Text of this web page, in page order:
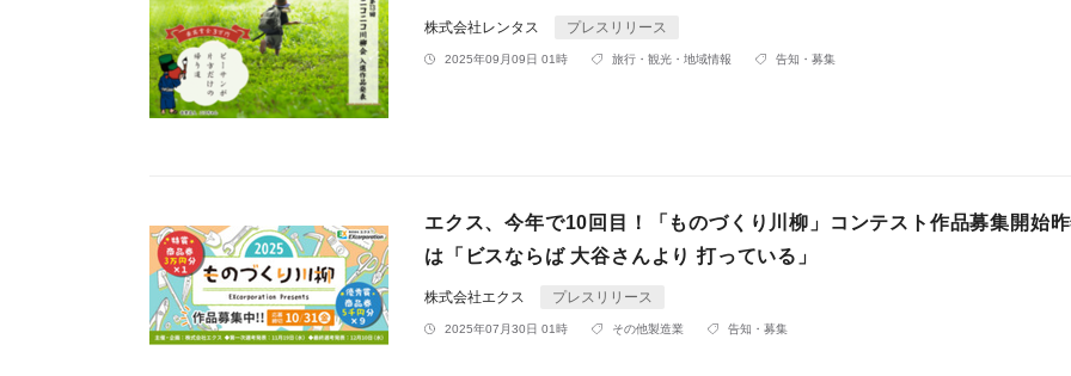
株式会社レンタス プレスリリース
2025年09月09日 01時 旅行・観光・地域情報 告知・募集
エクス、今年で10回目！「ものづくり川柳」コンテスト作品募集開始
は「ビスならば 大谷さんより 打っている」
株式会社エクス プレスリリース
2025年07月30日 01時 その他製造業 告知・募集